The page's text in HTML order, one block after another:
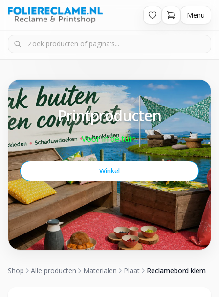
Menu
Printproducten
Voor in de tuin.
Winkel
Shop Alle producten Materialen Plaat Reclamebord klem